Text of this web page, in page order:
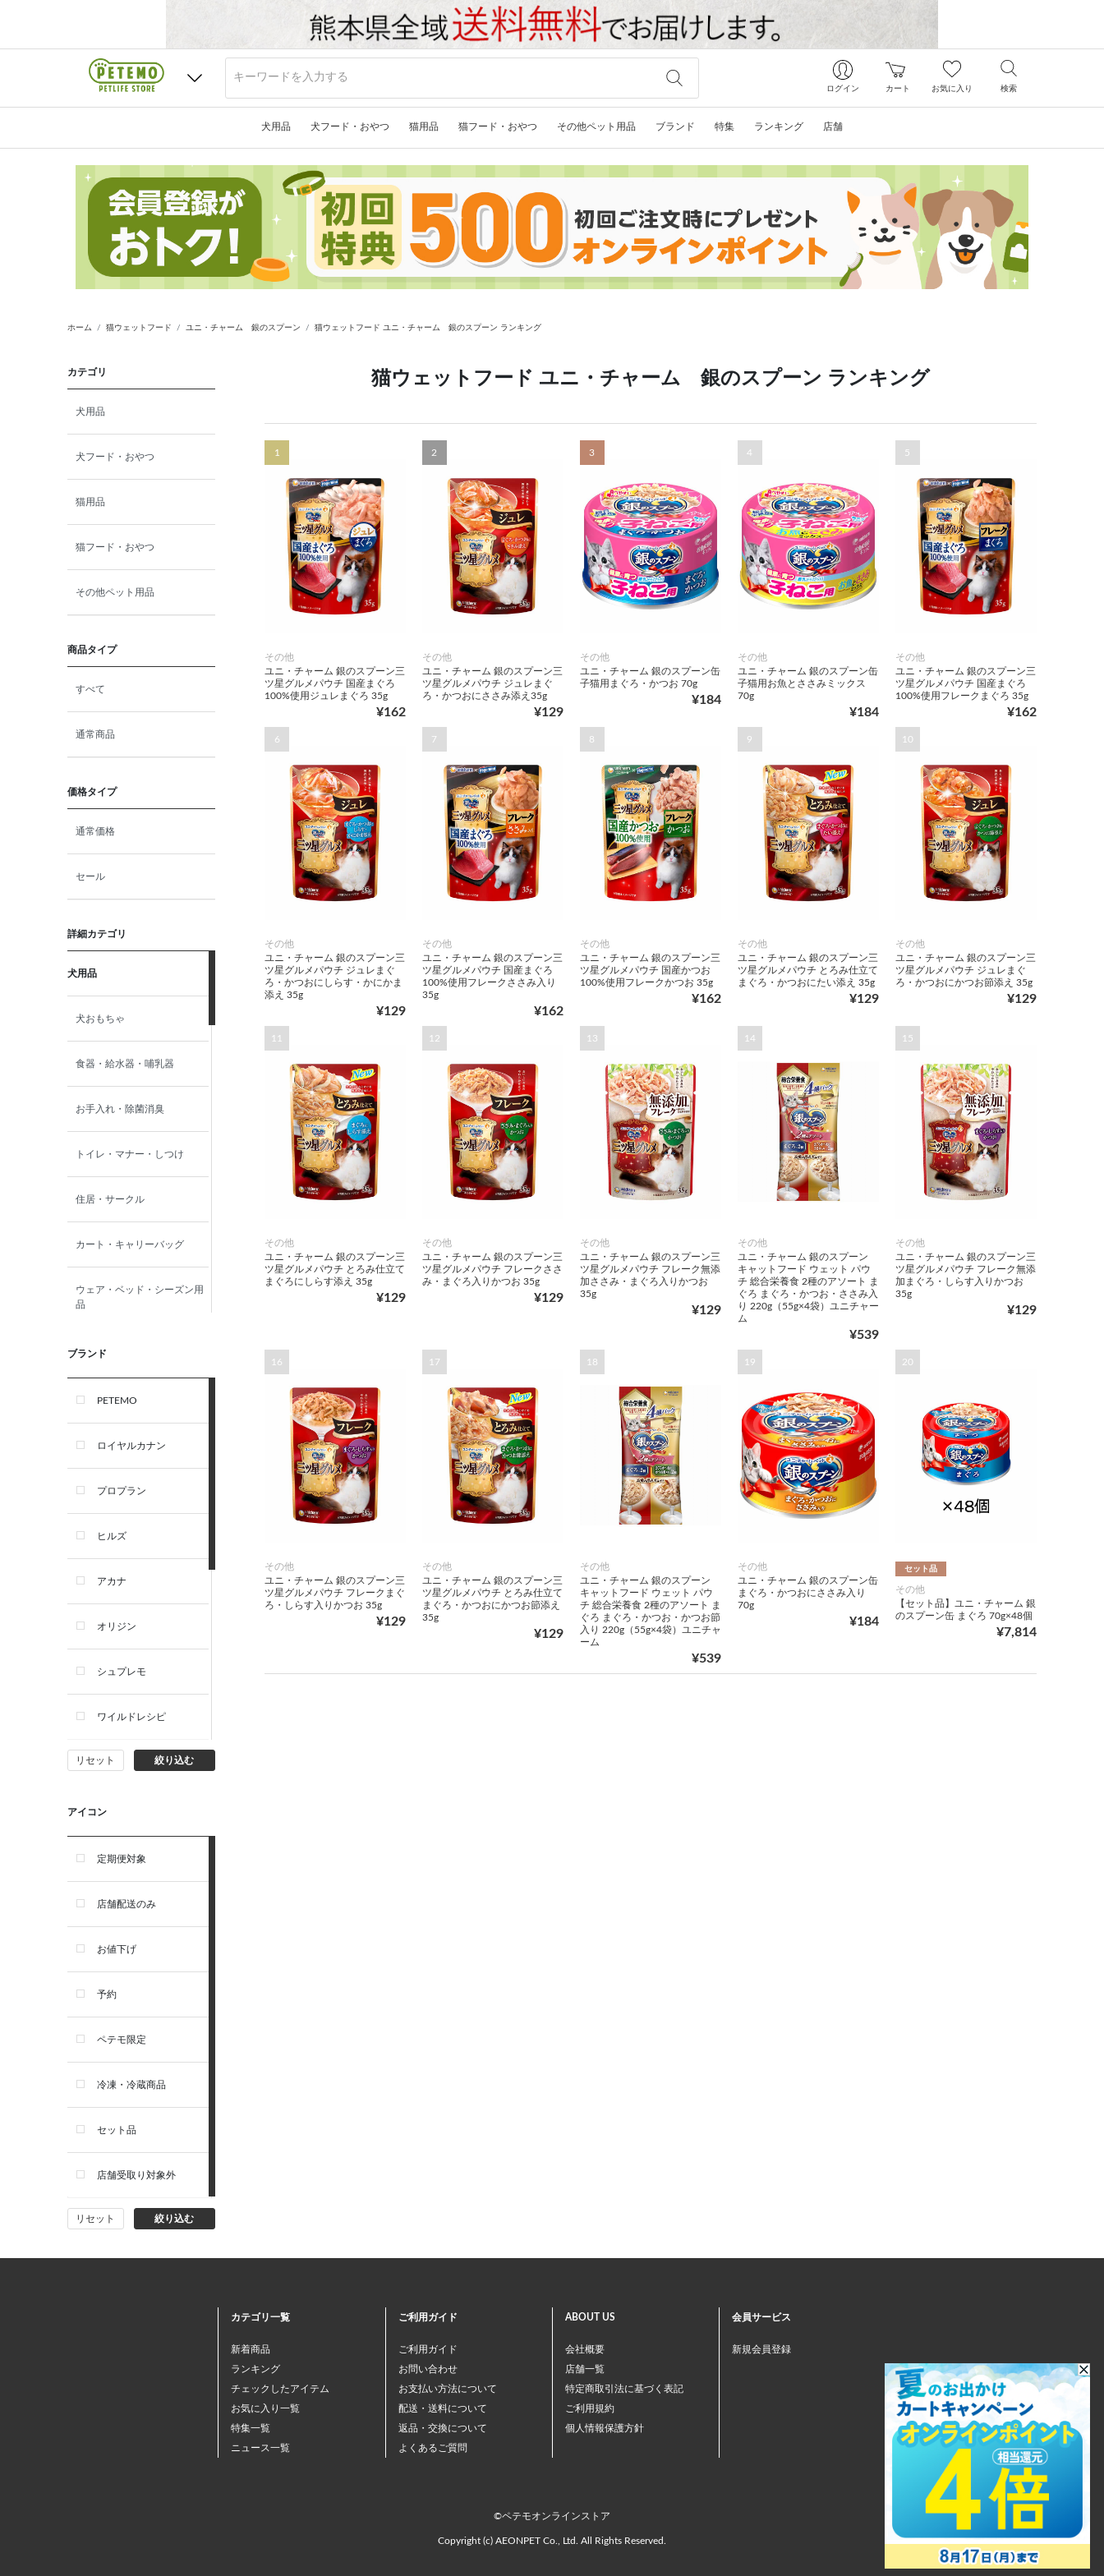
ログイン カート お気に入り 検索
犬用品 犬フード・おやつ 猫用品 猫フード・おやつ その他ペット用品 ブランド 特集 ランキング 店舗
ホーム 猫ウェットフード ユニ・チャーム 銀のスプーン 猫ウェットフード ユニ・チャーム 銀のスプーン ランキング
カテゴリ
犬用品
犬フード・おやつ
猫用品
猫フード・おやつ
その他ペット用品
商品タイプ
すべて
通常商品
価格タイプ
通常価格
セール
詳細カテゴリ
犬用品
犬おもちゃ
食器・給水器・哺乳器
お手入れ・除菌消臭
トイレ・マナー・しつけ
住居・サークル
カート・キャリーバッグ
ウェア・ベッド・シーズン用
品
首輪・ハーネス(胴輪)・リー
イ・ウェット）
犬ドライフード
犬ウェットフード
犬おやつ
犬サプリ・ミルク・栄養補給
品
首輪・ハーネス(胴輪)・リー
ブランド
PETEMO
ロイヤルカナン
プロプラン
ヒルズ
アカナ
オリジン
シュプレモ
ワイルドレシピ
ナチュラルチョイス
ウェルネス
アーテミス
セレクトバランス
リガロ
ソルビダ
フィジカライフ
リセット 絞り込む
アイコン
定期便対象
店舗配送のみ
お値下げ
予約
ペテモ限定
冷凍・冷蔵商品
セット品
店舗受取り対象外
リセット 絞り込む
猫ウェットフード ユニ・チャーム 銀のスプーン ランキング
1
その他
ユニ・チャーム 銀のスプーン三
ツ星グルメパウチ 国産まぐろ
100%使用ジュレまぐろ 35g
¥162
2
その他
ユニ・チャーム 銀のスプーン三
ツ星グルメパウチ ジュレまぐ
ろ・かつおにささみ添え35g
¥129
3
その他
ユニ・チャーム 銀のスプーン缶
子猫用まぐろ・かつお 70g
¥184
4
その他
ユニ・チャーム 銀のスプーン缶
子猫用お魚とささみミックス
70g
¥184
5
その他
ユニ・チャーム 銀のスプーン三
ツ星グルメパウチ 国産まぐろ
100%使用フレークまぐろ 35g
¥162
6
その他
ユニ・チャーム 銀のスプーン三
ツ星グルメパウチ ジュレまぐ
ろ・かつおにしらす・かにかま
添え 35g
¥129
7
その他
ユニ・チャーム 銀のスプーン三
ツ星グルメパウチ 国産まぐろ
100%使用フレークささみ入り
35g
¥162
8
その他
ユニ・チャーム 銀のスプーン三
ツ星グルメパウチ 国産かつお
100%使用フレークかつお 35g
¥162
9
その他
ユニ・チャーム 銀のスプーン三
ツ星グルメパウチ とろみ仕立て
まぐろ・かつおにたい添え 35g
¥129
10
その他
ユニ・チャーム 銀のスプーン三
ツ星グルメパウチ ジュレまぐ
ろ・かつおにかつお節添え 35g
¥129
11
その他
ユニ・チャーム 銀のスプーン三
ツ星グルメパウチ とろみ仕立て
まぐろにしらす添え 35g
¥129
12
その他
ユニ・チャーム 銀のスプーン三
ツ星グルメパウチ フレークささ
み・まぐろ入りかつお 35g
¥129
13
その他
ユニ・チャーム 銀のスプーン三
ツ星グルメパウチ フレーク無添
加ささみ・まぐろ入りかつお
35g
¥129
14
その他
ユニ・チャーム 銀のスプーン
キャットフード ウェット パウ
チ 総合栄養食 2種のアソート ま
ぐろ まぐろ・かつお・ささみ入
り 220g（55g×4袋）ユニチャー
ム
¥539
15
その他
ユニ・チャーム 銀のスプーン三
ツ星グルメパウチ フレーク無添
加まぐろ・しらす入りかつお
35g
¥129
16
その他
ユニ・チャーム 銀のスプーン三
ツ星グルメパウチ フレークまぐ
ろ・しらす入りかつお 35g
¥129
17
その他
ユニ・チャーム 銀のスプーン三
ツ星グルメパウチ とろみ仕立て
まぐろ・かつおにかつお節添え
35g
¥129
18
その他
ユニ・チャーム 銀のスプーン
キャットフード ウェット パウ
チ 総合栄養食 2種のアソート ま
ぐろ まぐろ・かつお・かつお節
入り 220g（55g×4袋）ユニチャ
ーム
¥539
19
その他
ユニ・チャーム 銀のスプーン缶
まぐろ・かつおにささみ入り
70g
¥184
20
セット品
その他
【セット品】ユニ・チャーム 銀
のスプーン缶 まぐろ 70g×48個
¥7,814
カテゴリ一覧
新着商品
ランキング
チェックしたアイテム
お気に入り一覧
特集一覧
ニュース一覧
ご利用ガイド
ご利用ガイド
お問い合わせ
お支払い方法について
配送・送料について
返品・交換について
よくあるご質問
ABOUT US
会社概要
店舗一覧
特定商取引法に基づく表記
ご利用規約
個人情報保護方針
会員サービス
新規会員登録
©ペテモオンラインストア
Copyright (c) AEONPET Co., Ltd. All Rights Reserved.